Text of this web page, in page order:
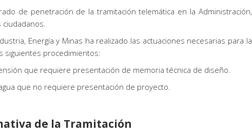
de penetración de la tramitación telemática en la Administración,
Energía y Minas ha realizado las actuaciones necesarias para la
siguientes procedimientos:
que requiere presentación de memoria técnica de diseño.
que no requiere presentación de proyecto.
de la Tramitación